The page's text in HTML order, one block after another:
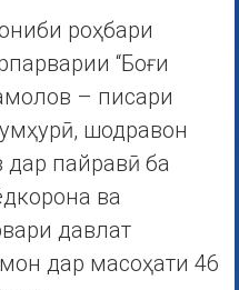
роҳбари
“Боғи
– писари
шодравон
пайравӣ ба
ва
давлат
дар масоҳати 46